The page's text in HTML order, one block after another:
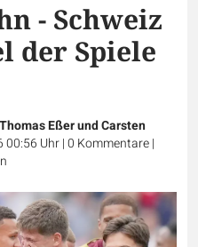
- Schweiz
der Spiele
Eßer und Carsten
00:56 Uhr|0 Kommentare|